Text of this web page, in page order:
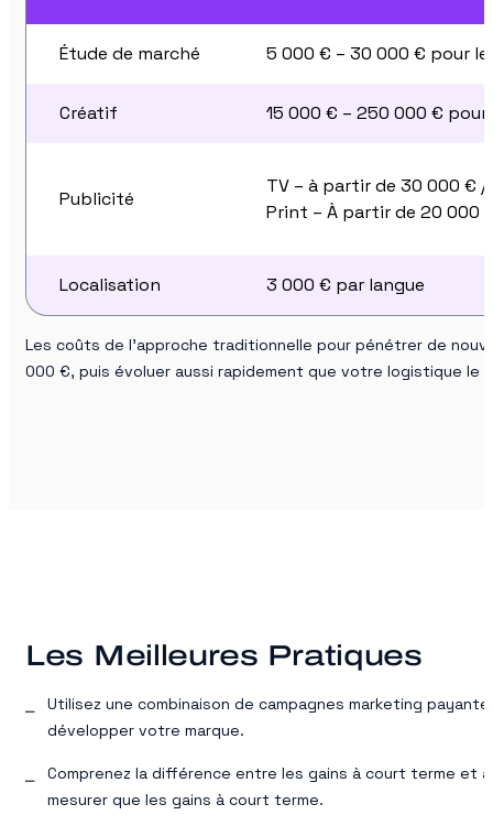
Étude de marché 5 000 € – 30 000 € pour
Créatif 15 000 € – 250 000 €
Publicité
TV – à partir de 30 000 € /
Print – À partir de 20 000
Localisation 3 000 € par langue
Les coûts de l’approche traditionnelle pour pénétrer de
000 €, puis évoluer aussi rapidement que votre logistique le
Les Meilleures Pratiques
Utilisez une combinaison de campagnes marketing
développer votre marque.
Comprenez la différence entre les gains à court terme et
mesurer que les gains à court terme.